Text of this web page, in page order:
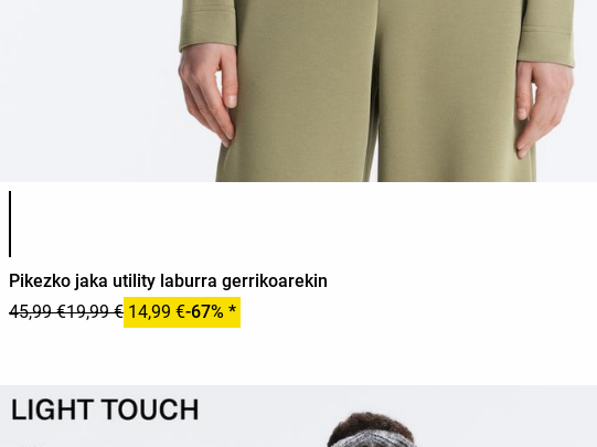
Produktuaren koloreen zerrenda
Pikezko jaka utility laburra gerrikoarekin
45,99 €19,99 € 14,99 €-67% *